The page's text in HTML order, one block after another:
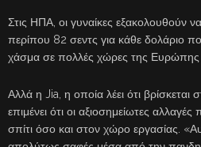
Στις ΗΠΑ, οι γυναίκες εξακολουθούν
περίπου 82 σεντς για κάθε δολάριο
χάσμα σε πολλές χώρες της Ευρώπης
Αλλά η Jia, η οποία λέει ότι
επιμένει ότι οι αξιοσημείωτες
σπίτι όσο και στον χώρο εργασίας.